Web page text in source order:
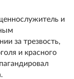
и
за трезвость,
и красного